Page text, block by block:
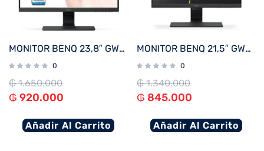
MONITOR BENQ 23,8″ GW2480
0
₲1.650.000
₲ 920.000
Añadir Al Carrito
MONITOR BENQ 21,5″ GW2283
0
₲1.340.000
₲ 845.000
Añadir Al Carrito